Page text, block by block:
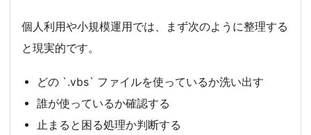
個人利用や小規模運用では、まず次のように整理する
と現実的です。
どの `.vbs` ファイルを使っているか洗い出す
誰が使っているか確認する
止まると困る処理か判断する